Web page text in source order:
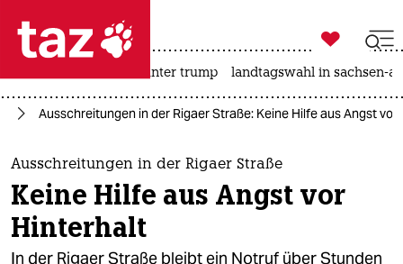
 taz zahl ich
taz zahl ich
themen
politik
öko

taz zahl ich
usa unter trump landtagswahl in sachsen-
Ausschreitungen in der Rigaer Straße: Keine Hilfe aus Angst
Ausschreitungen in der Rigaer Straße
Keine Hilfe aus Angst vor
Hinterhalt
In der Rigaer Straße bleibt ein Notruf über Stunden